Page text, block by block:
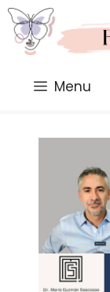
Saltar
al
contenido
Menu